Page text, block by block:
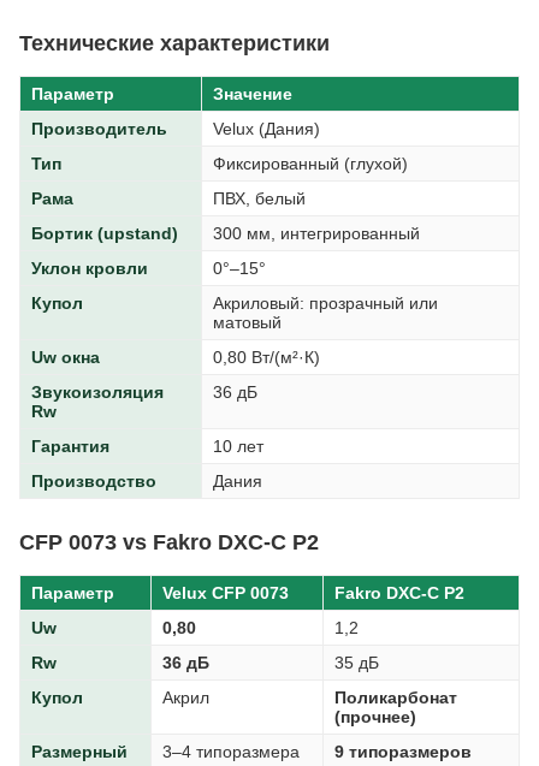
Технические характеристики
Параметр
Значение
Производитель
Velux (Дания)
Тип
Фиксированный (глухой)
Рама
ПВХ, белый
Бортик (upstand)
300 мм, интегрированный
Уклон кровли
0°–15°
Купол
Акриловый: прозрачный или
матовый
Uw окна
0,80 Вт/(м²·К)
Звукоизоляция
Rw
36 дБ
Гарантия
10 лет
Производство
Дания
CFP 0073 vs Fakro DXC-C P2
Параметр Velux CFP 0073
Fakro DXC-C P2
Uw
0,80
1,2
Rw
36 дБ
35 дБ
Купол
Акрил
Поликарбонат
(прочнее)
Размерный
3–4 типоразмера 9 типоразмеров